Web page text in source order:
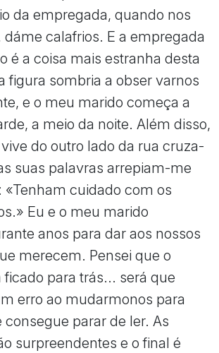
da empregada, quando nos
calafrios. E a empregada
é a coisa mais estranha desta
figura sombria a obser varnos
e o meu marido começa a
a meio da noite. Além disso,
do outro lado da rua cruza-
suas palavras arrepiam-me
«Tenham cuidado com os
Eu e o meu marido
anos para dar aos nossos
merecem. Pensei que o
ficado para trás... será que
erro ao mudarmonos para
consegue parar de ler. As
surpreendentes e o final é